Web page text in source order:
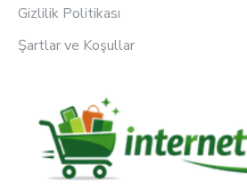
Gizlilik Politikası
Şartlar ve Koşullar